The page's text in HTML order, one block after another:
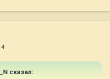
сказал: